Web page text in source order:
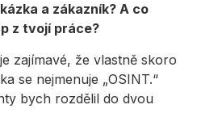
a zákazník? A co
z tvojí práce?
zajímavé, že vlastně skoro
se nejmenuje „OSINT.“
bych rozdělil do dvou